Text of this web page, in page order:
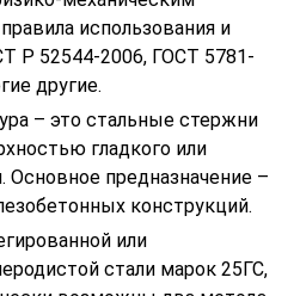
использования и
Р 52544-2006, ГОСТ 5781-
другие.
– это стальные стержни
гладкого или
Основное предназначение –
конструкций.
или
стали марок 25ГС,